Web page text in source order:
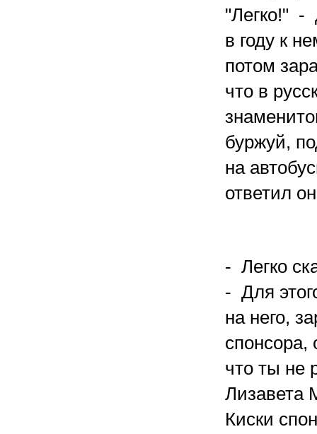
"Легко!" -
в году к
потом
что в
буржуй,
на
ответил
- Легко
- Для
на него,
спонсора,
что ты не
Лизавета
Киски